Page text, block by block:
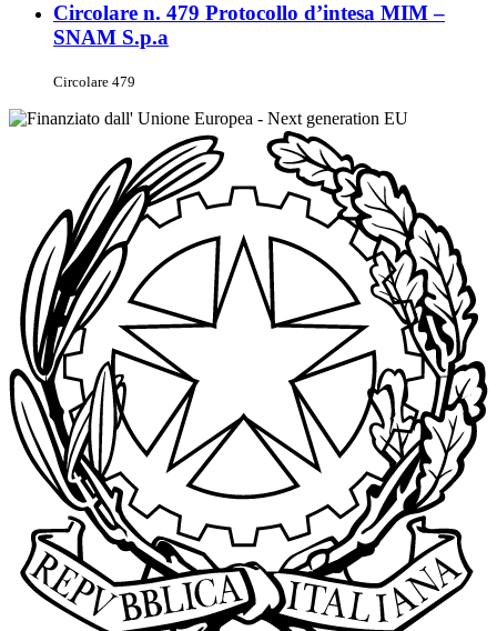
Circolare n. 479 Protocollo d’intesa MIM –
SNAM S.p.a
Circolare 479